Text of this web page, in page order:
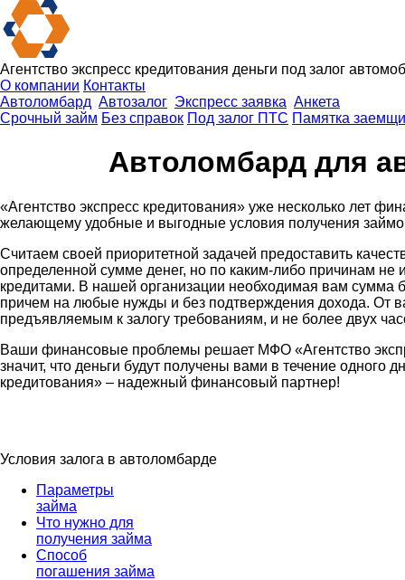
Агентство экспресс кредитования деньги под залог
О компании Контакты
Автоломбард Автозалог Экспресс заявка Анкета
Срочный займ Без справок Под залог ПТС Памятка
Автоломбард для
«Агентство экспресс кредитования» уже несколько лет
желающему удобные и выгодные условия получения
Считаем своей приоритетной задачей предоставить
определенной сумме денег, но по каким-либо причинам не
кредитами. В нашей организации необходимая вам сумма
причем на любые нужды и без подтверждения дохода. От
предъявляемым к залогу требованиям, и не более двух
Ваши финансовые проблемы решает МФО «Агентство
значит, что деньги будут получены вами в течение
кредитования» – надежный финансовый партнер!
Условия залога в автоломбарде
Параметры
займа
Что нужно для
получения займа
Способ
погашения займа